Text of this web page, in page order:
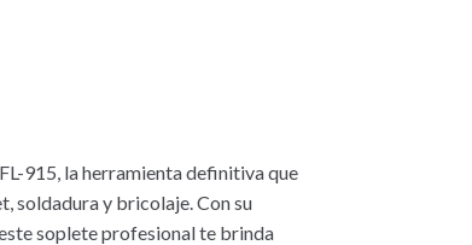
915, la herramienta definitiva que
soldadura y bricolaje. Con su
soplete profesional te brinda